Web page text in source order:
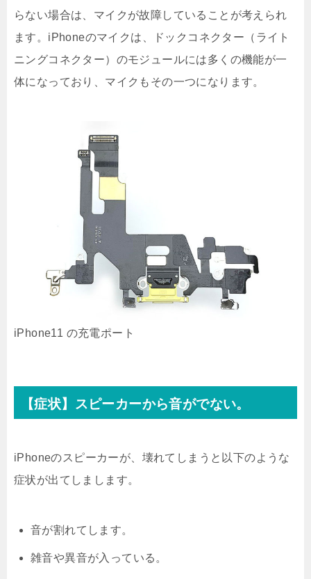
らない場合は、マイクが故障していることが考えられ
ます。iPhoneのマイクは、ドックコネクター（ライト
ニングコネクター）のモジュールには多くの機能が一
体になっており、マイクもその一つになります。
iPhone11 の充電ポート
【症状】スピーカーから音がでない。
iPhoneのスピーカーが、壊れてしまうと以下のような
症状が出てしまします。
音が割れてします。
雑音や異音が入っている。